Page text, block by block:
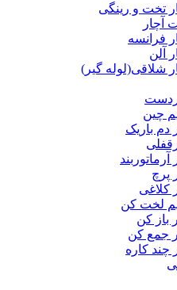
تخت و رینگی
آچار
فرانسه
آلن
شلاقی(لوله گیر)
چین
دم باریک
آرماتوربند
پرچ
کلاغی
لخت کن
باز کن
جمع کن
چند کاره